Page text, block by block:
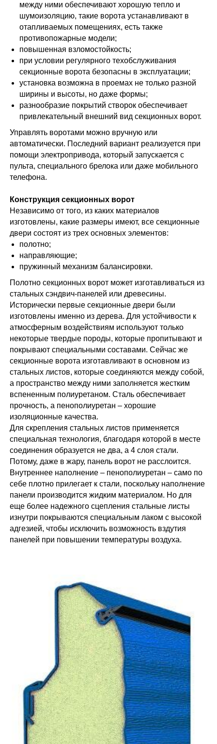
между ними обеспечивают хорошую тепло и
шумоизоляцию, такие ворота устанавливают в
отапливаемых помещениях, есть также
противопожарные модели;
повышенная взломостойкость;
при условии регулярного техобслуживания
секционные ворота безопасны в эксплуатации;
установка возможна в проемах не только разной
ширины и высоты, но даже формы;
разнообразие покрытий створок обеспечивает
привлекательный внешний вид секционных ворот.
Управлять воротами можно вручную или
автоматически. Последний вариант реализуется при
помощи электропривода, который запускается с
пульта, специального брелока или даже мобильного
телефона.
Конструкция секционных ворот
Независимо от того, из каких материалов
изготовлены, какие размеры имеют, все секционные
двери состоят из трех основных элементов:
полотно;
направляющие;
пружинный механизм балансировки.
Полотно секционных ворот может изготавливаться из
стальных сэндвич-панелей или древесины.
Исторически первые секционные двери были
изготовлены именно из дерева. Для устойчивости к
атмосферным воздействиям используют только
некоторые твердые породы, которые пропитывают и
покрывают специальными составами. Сейчас же
секционные ворота изготавливают в основном из
стальных листов, которые соединяются между собой,
а пространство между ними заполняется жестким
вспененным полиуретаном. Сталь обеспечивает
прочность, а пенополиуретан – хорошие
изоляционные качества.
Для скрепления стальных листов применяется
специальная технология, благодаря которой в месте
соединения образуется не два, а 4 слоя стали.
Потому, даже в жару, панель ворот не расслоится.
Внутреннее наполнение – пенополиуретан – само по
себе плотно прилегает к стали, поскольку наполнение
панели производится жидким материалом. Но для
еще более надежного сцепления стальные листы
изнутри покрываются специальным лаком с высокой
адгезией, чтобы исключить возможность вздутия
панелей при повышении температуры воздуха.